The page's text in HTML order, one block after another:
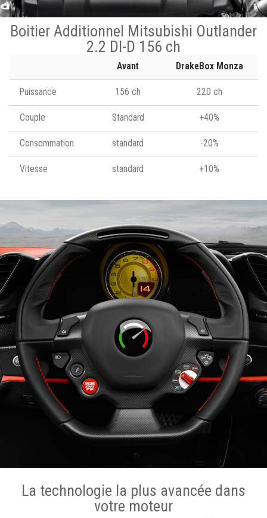
Boitier Additionnel Mitsubishi Outlander
2.2 DI-D 156 ch
Avant DrakeBox Monza
Puissance 156 ch 220 ch
Couple Standard +40%
Consommation standard -20%
Vitesse standard +10%
La technologie la plus avancée dans
votre moteur